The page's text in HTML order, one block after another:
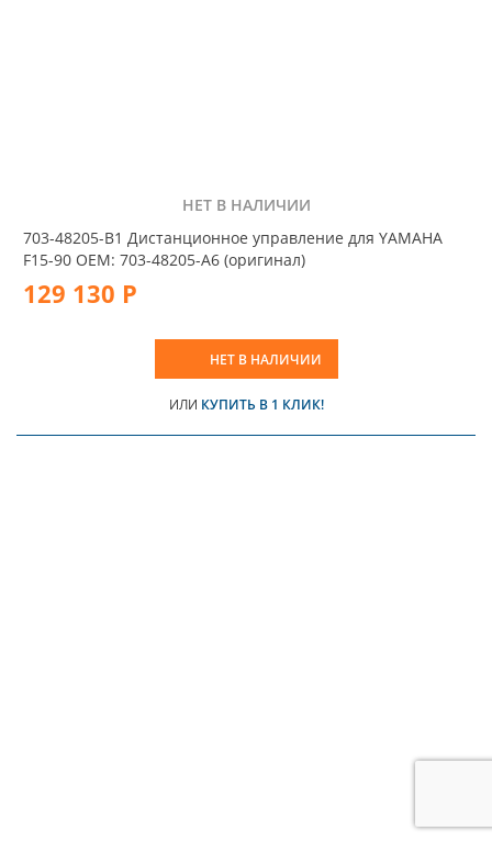
НЕТ В НАЛИЧИИ
703-48205-B1 Дистанционное управление для YAMAHA
F15-90 OEM: 703-48205-A6 (оригинал)
129 130 Р
НЕТ В НАЛИЧИИ
ИЛИ КУПИТЬ В 1 КЛИК!